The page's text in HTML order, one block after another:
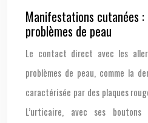
Manifestations cutanées
problèmes de peau
Le contact direct avec les
problèmes de peau, comme la
caractérisée par des plaques
L’urticaire, avec ses